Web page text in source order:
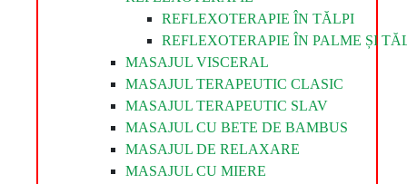
REFLEXOTERAPIE ÎN TĂLPI
REFLEXOTERAPIE ÎN PALME ȘI
MASAJUL VISCERAL
MASAJUL TERAPEUTIC CLASIC
MASAJUL TERAPEUTIC SLAV
MASAJUL CU BETE DE BAMBUS
MASAJUL DE RELAXARE
MASAJUL CU MIERE